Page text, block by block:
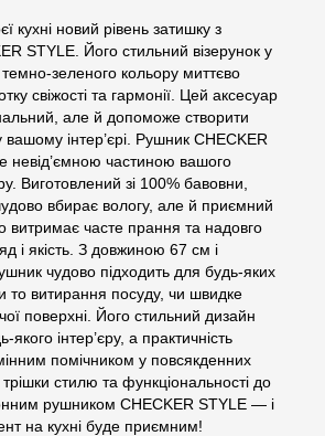
кухні новий рівень затишку з
STYLE. Його стильний візерунок у
темно-зеленого кольору миттєво
свіжості та гармонії. Цей аксесуар
але й допоможе створити
вашому інтер’єрі. Рушник CHECKER
невід’ємною частиною вашого
Виготовлений зі 100% бавовни,
вбирає вологу, але й приємний
витримає часте прання та надовго
і якість. З довжиною 67 см і
чудово підходить для будь-яких
то витирання посуду, чи швидке
поверхні. Його стильний дизайн
якого інтер’єру, а практичність
помічником у повсякденних
стилю та функціональності до
рушником CHECKER STYLE — і
на кухні буде приємним!